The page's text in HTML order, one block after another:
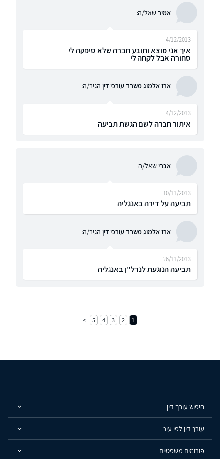
אמירשאל/ה:
איך אני מוצא ותובע חברה שלא סיפקה לי
סחורה אבל לקחה לי
4/12/2013
ארז אלמוג משרד עורכי דין הגיב/ה:
איתור חברה לשם הגשת תביעה
4/12/2013
אברישאל/ה:
תביעה על דירה באנגליה
10/11/2013
ארז אלמוג משרד עורכי דין הגיב/ה:
תביעה הנוגעת לנדל"ן באנגליה
26/11/2013
1
2
3
4
5
חיפוש עורך דין
עורך דין לפי עיר
פורומים משפטיים